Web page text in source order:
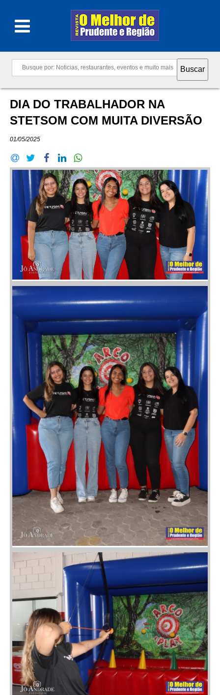
DIA DO TRABALHADOR NA
STETSOM COM MUITA DIVERSÃO
01/05/2025